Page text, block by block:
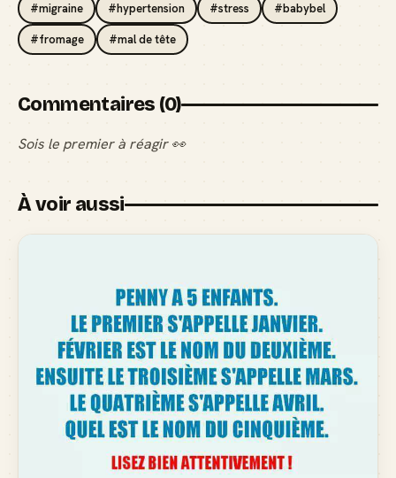
#migraine #hypertension #stress #babybel
#fromage #mal de tête
Commentaires (0)
Sois le premier à réagir 👀
À voir aussi